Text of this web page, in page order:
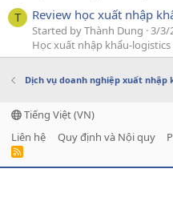
T Review học xuất nhập
Started by Thành Dung 3/3/
Học xuất nhập khẩu-logistics
Dịch vụ doanh nghiệp xuất nhập
Tiếng Việt (VN)
Liên hệ
Quy định và Nội quy
R